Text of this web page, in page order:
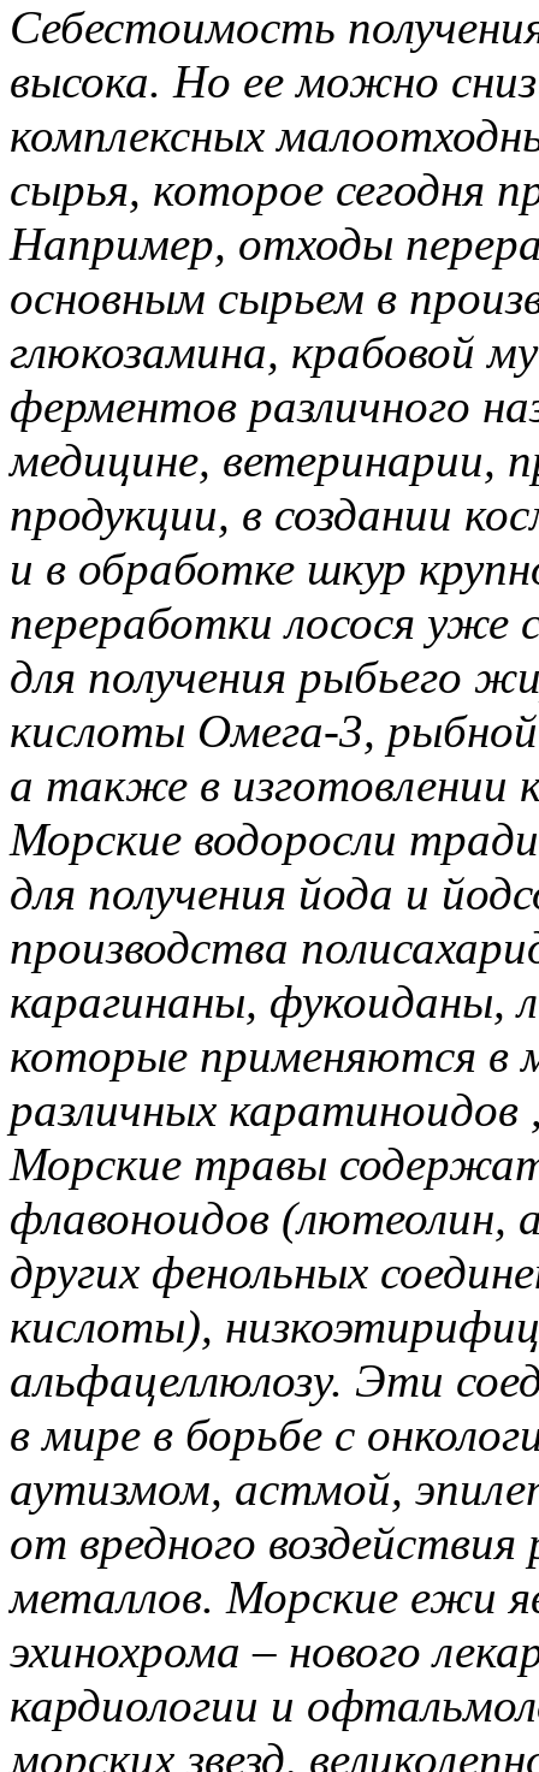
Себестоимость
высока. Но ее можно
комплексных
сырья, которое сегодня
Например, отходы
основным сырьем в
глюкозамина, крабовой
ферментов различного
медицине, ветеринарии,
продукции, в создании
и в обработке шкур
переработки лосося уже
для получения рыбьего
кислоты Омега-3, рыбной
а также в изготовлении
Морские водоросли
для получения йода и
производства
карагинаны, фукоиданы,
которые применяются в
различных
Морские травы
флавоноидов (лютеолин,
других фенольных
кислоты),
альфацеллюлозу. Эти
в мире в борьбе с
аутизмом, астмой,
от вредного
металлов. Морские ежи
эхинохрома – нового
кардиологии и
морских звезд,